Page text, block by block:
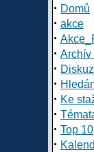
· Domů
· akce
·
· Archív
·
·
· Ke
·
· Top 10
·